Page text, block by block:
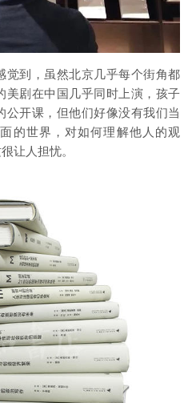
觉到，虽然北京几乎每个街角都
美剧在中国几乎同时上演，孩子
公开课，但他们好像没有我们当
的世界，对如何理解他人的观
让人担忧。